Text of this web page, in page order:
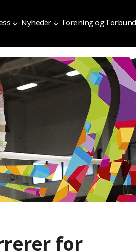
Nyheder Forening og Forbund
for